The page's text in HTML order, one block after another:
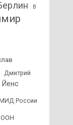
В
Дмитрий
Йенс
России
ООН